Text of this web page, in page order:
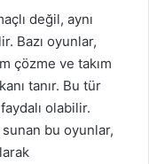
değil, aynı
Bazı oyunlar,
çözme ve takım
tanır. Bu tür
olabilir.
bu oyunlar,